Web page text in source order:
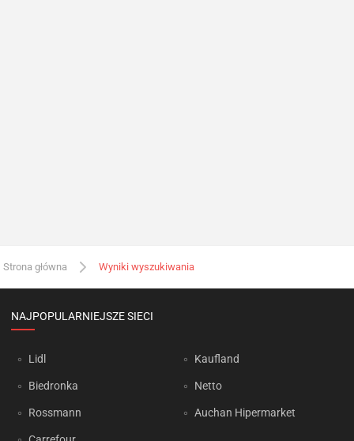
Strona główna Wyniki wyszukiwania
NAJPOPULARNIEJSZE SIECI
Lidl
Biedronka
Rossmann
Kaufland
Netto
Auchan Hipermarket